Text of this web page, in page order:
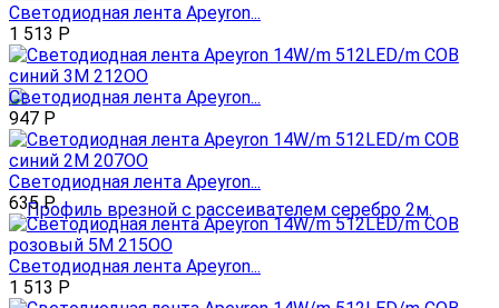
Светодиодная лента Apeyron...
1 513 Р
Светодиодная лента Apeyron...
947 Р
Светодиодная лента Apeyron...
635Р
Светодиодная лента Apeyron...
1 513 Р